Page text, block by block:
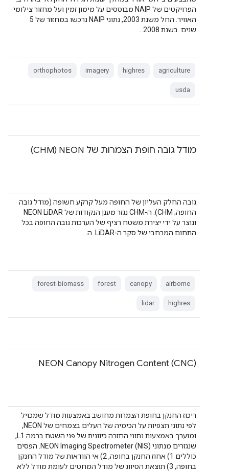
הפרויקטים של NAIP מבוססים על מימון זמין ועל מחזור צילומי
האוויר. החל משנת 2003, נתוני NAIP נרכשו במחזור של 5
שנים. בשנת 2008…
agriculture
highres
imagery
orthophotos
usda
מודל גובה חופת הצמרות של NEON‏ (CHM)
גובה החלק העליון של החופה מעל קרקע חשופה (מודל גובה
החופה; CHM). ה-CHM נגזר מענן הנקודות של NEON LiDAR
ונוצר על ידי יצירת משטח רציף של הערכות גובה החופה בכל
התחום המרחבי של סקר ה-LiDAR. ה…
airborne
canopy
forest
forest-biomass
highres
lidar
NEON Canopy Nitrogen Content (CNC)
ריכוז החנקן בחופת הצמרות מחושב באמצעות מודל שמכויל
לפי נתוני תצפיות על הכימיה של העלים בצמחים של NEON,
ומוערך באמצעות נתוני החזרה כיוונית של פני השטח ברמה L1,
שנגזרים מנתוני NEON Imaging Spectrometer (NIS). הפסים
כוללים 1) אחוז החנקן בחופה, 2) אי הוודאות של מודל החנקן
בחופה, 3) תוצאת הסיווג של מודל המחטים לעומת מודל ללא